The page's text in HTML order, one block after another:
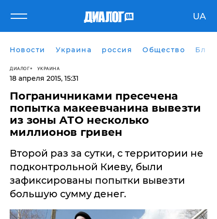
UA
Новости Украина россия Общество
ДИАЛОГ УКРАИНА
18 апреля 2015, 15:31
Пограничниками пресечена
попытка макеевчанина вывезти
из зоны АТО несколько
миллионов гривен
Второй раз за сутки, с территории не
подконтрольной Киеву, были
зафиксированы попытки вывезти
большую сумму денег.